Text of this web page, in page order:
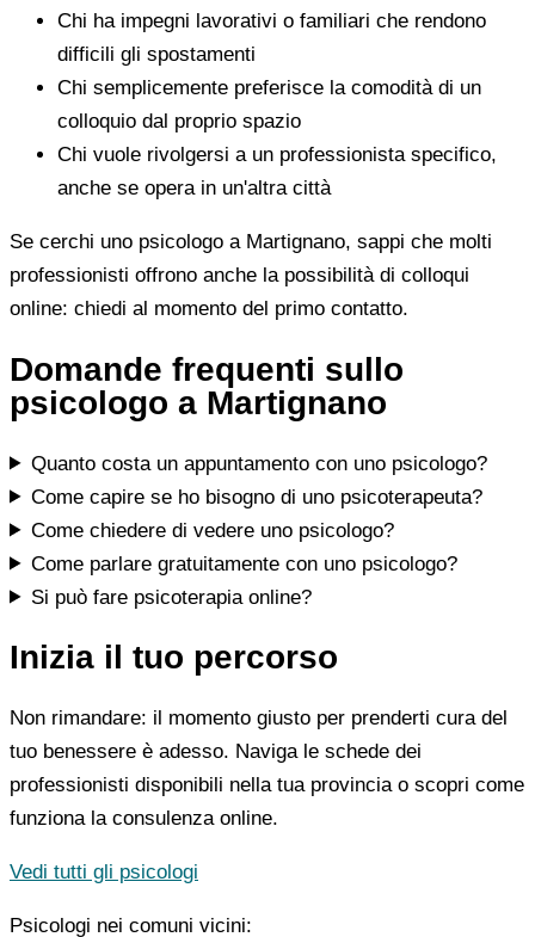
Chi ha impegni lavorativi o familiari che rendono
difficili gli spostamenti
Chi semplicemente preferisce la comodità di un
colloquio dal proprio spazio
Chi vuole rivolgersi a un professionista specifico,
anche se opera in un'altra città
Se cerchi uno psicologo a Martignano, sappi che molti
professionisti offrono anche la possibilità di colloqui
online: chiedi al momento del primo contatto.
Domande frequenti sullo
psicologo a Martignano
Quanto costa un appuntamento con uno psicologo?
Come capire se ho bisogno di uno psicoterapeuta?
Come chiedere di vedere uno psicologo?
Come parlare gratuitamente con uno psicologo?
Si può fare psicoterapia online?
Inizia il tuo percorso
Non rimandare: il momento giusto per prenderti cura del
tuo benessere è adesso. Naviga le schede dei
professionisti disponibili nella tua provincia o scopri come
funziona la consulenza online.
Vedi tutti gli psicologi
Psicologi nei comuni vicini: